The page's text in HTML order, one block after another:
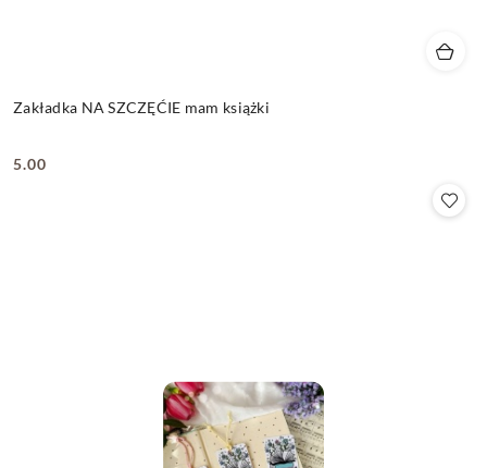
Zakładka NA SZCZĘĆIE mam książki
Cena:
5.00